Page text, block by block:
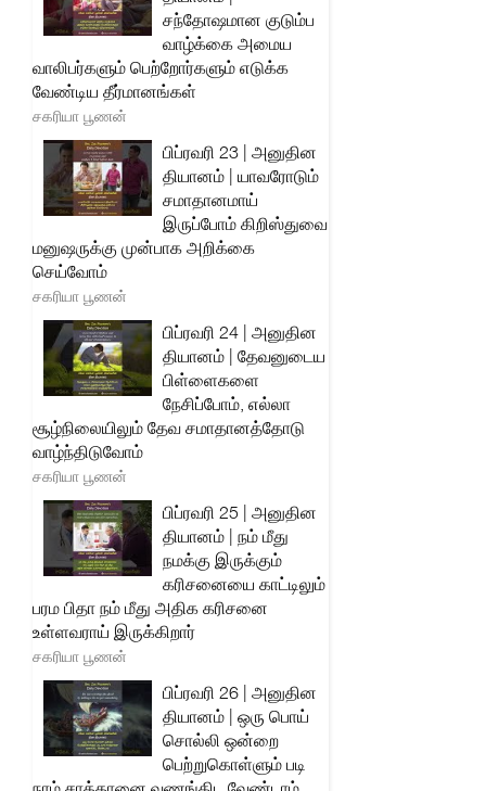
சந்தோஷமான குடும்ப
வாழ்க்கை அமைய
வாலிபர்களும் பெற்றோர்களும் எடுக்க
வேண்டிய தீர்மானங்கள்
சகரியா பூணன்
பிப்ரவரி 23 | அனுதின
தியானம் | யாவரோடும்
சமாதானமாய்
இருப்போம் கிறிஸ்துவை
மனுஷருக்கு முன்பாக அறிக்கை
செய்வோம்
சகரியா பூணன்
பிப்ரவரி 24 | அனுதின
தியானம் | தேவனுடைய
பிள்ளைகளை
நேசிப்போம், எல்லா
சூழ்நிலையிலும் தேவ சமாதானத்தோடு
வாழ்ந்திடுவோம்
சகரியா பூணன்
பிப்ரவரி 25 | அனுதின
தியானம் | நம் மீது
நமக்கு இருக்கும்
கரிசனையை காட்டிலும்
பரம பிதா நம் மீது அதிக கரிசனை
உள்ளவராய் இருக்கிறார்
சகரியா பூணன்
பிப்ரவரி 26 | அனுதின
தியானம் | ஒரு பொய்
சொல்லி ஒன்றை
பெற்றுகொள்ளும் படி